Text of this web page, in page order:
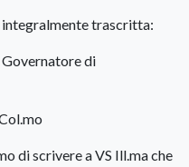
trascritta:
Governatore di
di scrivere a VS Ill.ma che